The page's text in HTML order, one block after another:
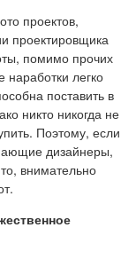
проектов,
проектировщика
помимо прочих
легко
поставить в
никто никогда не
Поэтому, если
дизайнеры,
внимательно